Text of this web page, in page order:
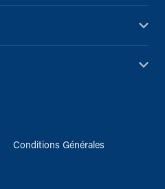
Conditions Générales